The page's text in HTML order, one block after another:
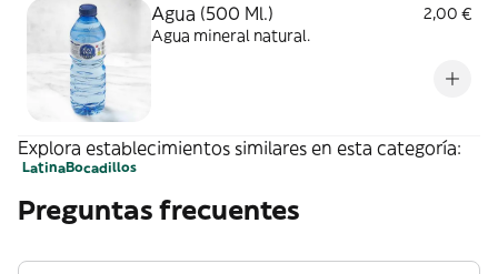
Agua (500 Ml.)
2,00 €
Agua mineral natural.
Explora establecimientos similares en esta categoría:
LatinaBocadillos
Preguntas frecuentes